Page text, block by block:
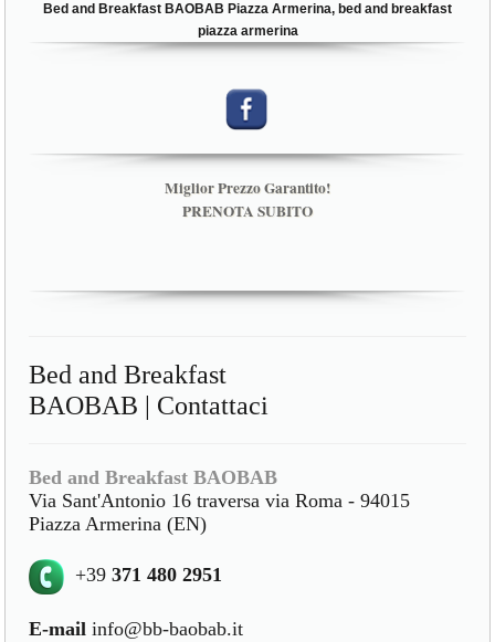
Bed and Breakfast BAOBAB Piazza Armerina, bed and breakfast
piazza armerina
Miglior Prezzo Garantito!
PRENOTA SUBITO
Bed and Breakfast
BAOBAB | Contattaci
Bed and Breakfast BAOBAB
Via Sant'Antonio 16 traversa via Roma - 94015
Piazza Armerina (EN)
+39371 480 2951
E-mail info@bb-baobab.it